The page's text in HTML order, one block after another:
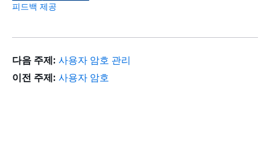
피드백 제공
다음 주제: 사용자 암호 관리
이전 주제: 사용자 암호